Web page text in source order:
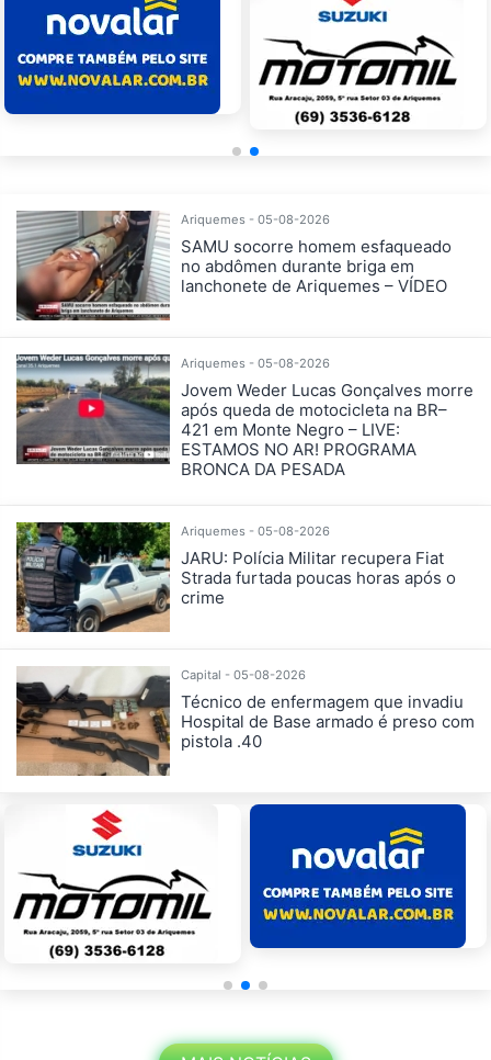
Ariquemes - 05-08-2026
SAMU socorre homem esfaqueado
no abdômen durante briga em
lanchonete de Ariquemes – VÍDEO
Ariquemes - 05-08-2026
Jovem Weder Lucas Gonçalves morre
após queda de motocicleta na BR–
421 em Monte Negro – LIVE:
ESTAMOS NO AR! PROGRAMA
BRONCA DA PESADA
Ariquemes - 05-08-2026
JARU: Polícia Militar recupera Fiat
Strada furtada poucas horas após o
crime
Capital - 05-08-2026
Técnico de enfermagem que invadiu
Hospital de Base armado é preso com
pistola .40